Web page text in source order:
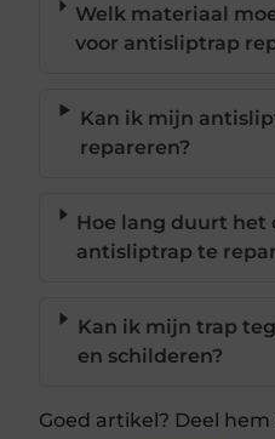
Welk materiaal
voor antisliptrap
Kan ik mijn
repareren?
Hoe lang duurt het
antisliptrap te
Kan ik mijn trap
en schilderen?
Goed artikel? Deel hem